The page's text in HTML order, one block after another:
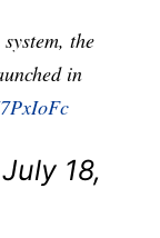
the
in
July 18,